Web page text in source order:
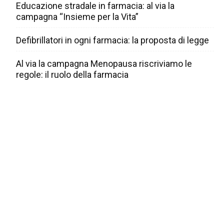
Educazione stradale in farmacia: al via la
campagna “Insieme per la Vita”
Defibrillatori in ogni farmacia: la proposta di legge
Al via la campagna Menopausa riscriviamo le
regole: il ruolo della farmacia